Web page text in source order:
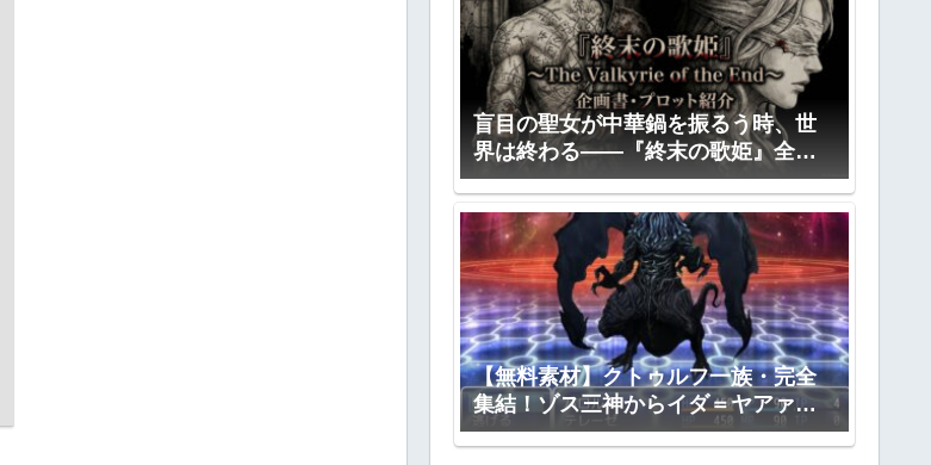
盲目の聖女が中華鍋を振るう時、世
界は終わる――『終末の歌姫』全プ
ロット公開
【無料素材】クトゥルフ一族・完全
集結！ゾス三神からイダ＝ヤアァ、
インスマス面まで網羅｜RPGツクー